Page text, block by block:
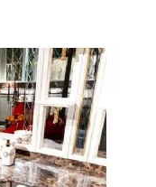
da te in bagno
Casa fai da te
Bricolage